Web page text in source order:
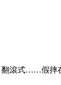
翻滾式……